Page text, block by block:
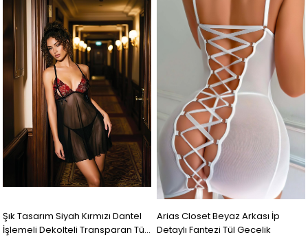
Şık Tasarım Siyah Kırmızı Dantel
İşlemeli Dekolteli Transparan Tül
Arias Closet Beyaz Arkası İp
Detaylı Fantezi Tül Gecelik
Ürün